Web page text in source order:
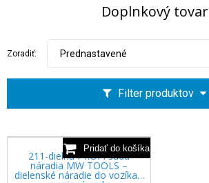
Doplnkový tovar
Filter produktov
Zoradiť: Prednastavené
211-dielna PROFI sada
náradia MW TOOLS –
dielenské náradie do vozíka /